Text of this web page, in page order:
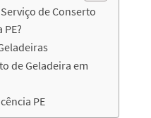
de Conserto
de Geladeira em
PE